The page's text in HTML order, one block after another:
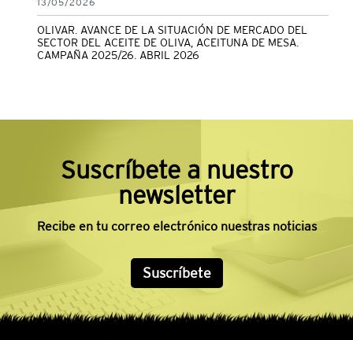
13/05/2026
OLIVAR. AVANCE DE LA SITUACIÓN DE MERCADO DEL
SECTOR DEL ACEITE DE OLIVA, ACEITUNA DE MESA.
CAMPAÑA 2025/26. ABRIL 2026
Suscríbete a nuestro
newsletter
Recibe en tu correo electrónico nuestras noticias
Suscríbete